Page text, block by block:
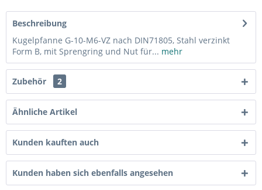
Beschreibung
Kugelpfanne G-10-M6-VZ nach DIN71805, Stahl verzinkt
Form B, mit Sprengring und Nut für... mehr
Zubehör 2
Ähnliche Artikel
Kunden kauften auch
Kunden haben sich ebenfalls angesehen